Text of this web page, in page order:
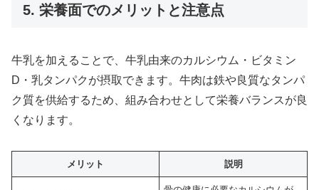
5. 栄養面でのメリットと注意点
牛乳を加えることで、牛乳由来のカルシウム・ビタミン
D・乳タンパクが摂取できます。牛肉は鉄や良質なタンパ
ク質を供給するため、組み合わせとして栄養バランスが良
くなります。
メリット 説明